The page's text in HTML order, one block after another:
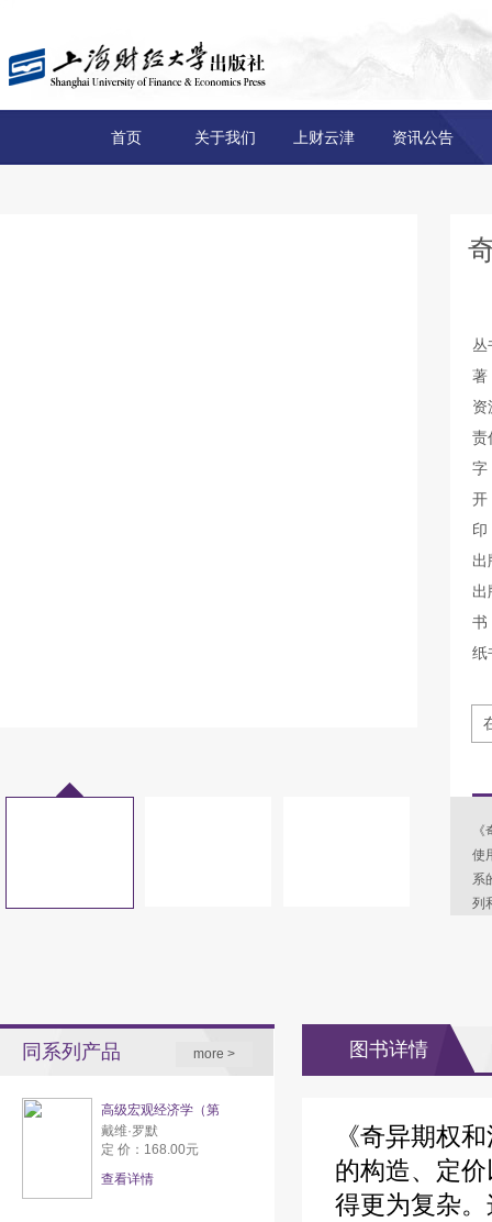
首页 关于我们 上财云津 资讯公告
丛
著
资
责
出
出
纸
使
系
列
同系列产品 more >
高级宏观经济学（第
戴维·罗默
定 价：168.00元
查看详情
图书详情
《奇异期权
的构造、定
得更为复杂